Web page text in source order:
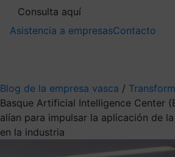
Consulta aquí
Asistencia a empresasContacto
Blog de la empresa vasca /
Basque Artificial Intelligence Center
alían para impulsar la aplicación de
en la industria